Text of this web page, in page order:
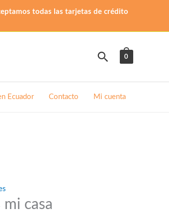
todas las tarjetas de crédito
Buscar
0
Ecuador Contacto Mi cuenta
mi casa